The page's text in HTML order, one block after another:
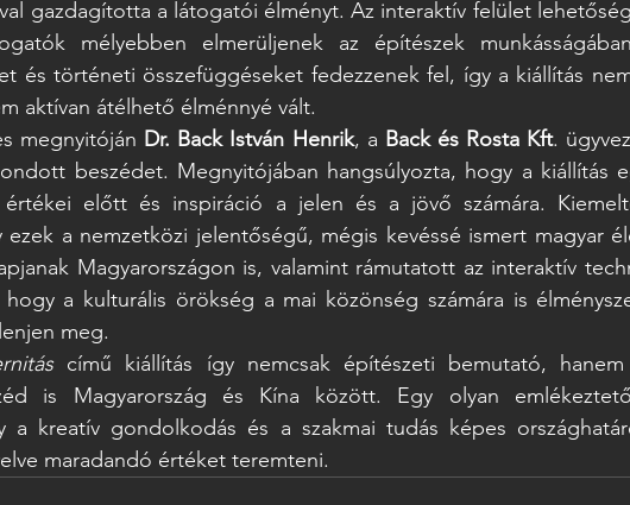
gazdagította a látogatói élményt. Az interaktív felület
mélyebben elmerüljenek az építészek
és történeti összefüggéseket fedezzenek fel, így a kiállítás
aktívan átélhető élménnyé vált.
megnyitóján Dr. Back István Henrik, a Back és Rosta Kft.
beszédet. Megnyitójában hangsúlyozta, hogy a kiállítás
előtt és inspiráció a jelen és a jövő számára.
a nemzetközi jelentőségű, mégis kevéssé ismert magyar
Magyarországon is, valamint rámutatott az interaktív
a kulturális örökség a mai közönség számára is
meg.
című kiállítás így nemcsak építészeti bemutató, hanem
is Magyarország és Kína között. Egy olyan
a kreatív gondolkodás és a szakmai tudás képes
maradandó értéket teremteni.